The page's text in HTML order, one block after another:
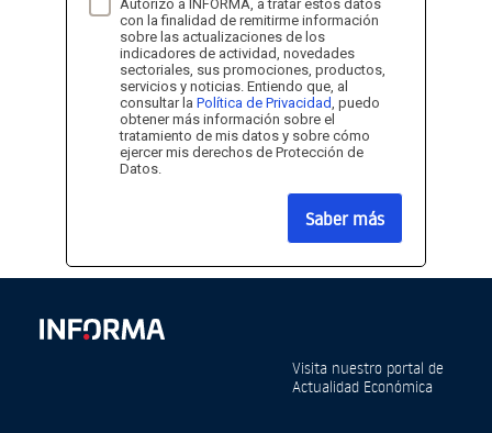
Autorizo a INFORMA, a tratar estos datos
con la finalidad de remitirme información
sobre las actualizaciones de los
indicadores de actividad, novedades
sectoriales, sus promociones, productos,
servicios y noticias. Entiendo que, al
consultar la Política de Privacidad, puedo
obtener más información sobre el
tratamiento de mis datos y sobre cómo
ejercer mis derechos de Protección de
Datos.
Saber más
Visita nuestro portal de
Actualidad Económica